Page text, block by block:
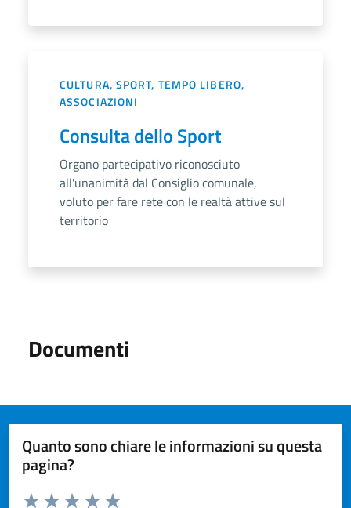
CULTURA, SPORT, TEMPO LIBERO,
ASSOCIAZIONI
Consulta dello Sport
Organo partecipativo riconosciuto
all'unanimità dal Consiglio comunale,
voluto per fare rete con le realtà attive sul
territorio
Documenti
Quanto sono chiare le informazioni su questa
pagina?
Valuta da 1 a 5 stelle la pagina